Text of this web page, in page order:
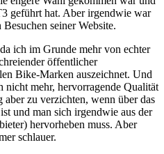
geführt hat. Aber irgendwie war
seiner Website.
ich im Grunde mehr von echter
öffentlicher
Bike-Marken auszeichnet. Und
nicht mehr, hervorragende Qualität
zu verzichten, wenn über das
und man sich irgendwie aus der
hervorheben muss. Aber
schlauer.